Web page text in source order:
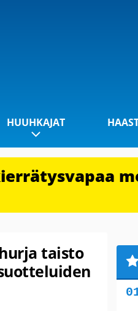
HUUHKAJAT
taisto